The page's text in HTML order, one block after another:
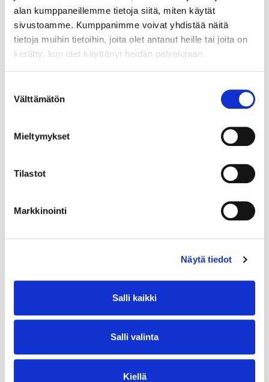
alan kumppaneillemme tietoja siitä, miten käytät
sivustoamme. Kumppanimme voivat yhdistää näitä
tietoja muihin tietoihin, joita olet antanut heille tai joita on
kerätty, kun olet käyttänyt heidän palvelujaan.
valinta
Välttämätön
Mieltymykset
Tilastot
Markkinointi
Näytä tiedot
Salli kaikki
Salli valinta
Kiellä